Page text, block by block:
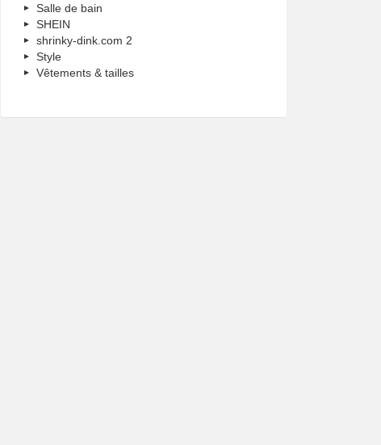
Salle de bain
SHEIN
shrinky-dink.com 2
Style
Vêtements & tailles